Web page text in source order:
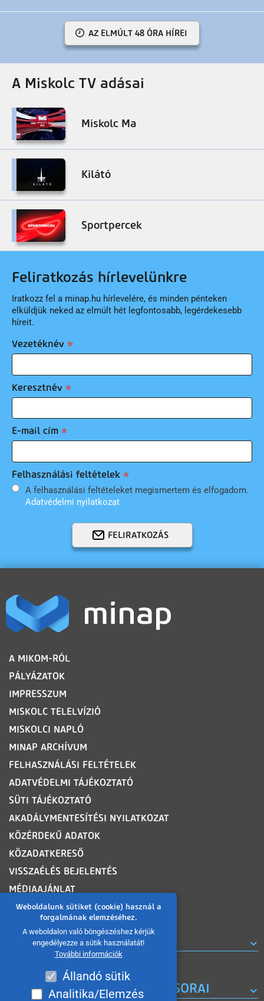
Weboldalunk sütiket (cookie) használ a
forgalmának elemzéséhez.
A weboldalon való böngészéshez kérjük
engedélyezze a sütik használatát!
További információk
Állandó sütik
Analitika/Elemzés
AZ ELMÚLT 48 ÓRA HÍREI
A Miskolc TV adásai
Miskolc Ma
Kilátó
Sportpercek
Feliratkozás hírlevelünkre
Iratkozz fel a minap.hu hírlevelére, és minden pénteken
elküldjük neked az elmúlt hét legfontosabb, legérdekesebb
híreit.
Vezetéknév
Keresztnév
E-mail cím
Felhasználási feltételek
A felhasználási feltételeket megismertem és elfogadom.
Adatvédelmi nyilatkozat
FELIRATKOZÁS
LÁBLÉC
A MIKOM-RÓL
PÁLYÁZATOK
IMPRESSZUM
MISKOLC TELELVÍZIÓ
MISKOLCI NAPLÓ
MINAP ARCHÍVUM
FELHASZNÁLÁSI FELTÉTELEK
ADATVÉDELMI TÁJÉKOZTATÓ
SÜTI TÁJÉKOZTATÓ
AKADÁLYMENTESÍTÉSI NYILATKOZAT
KÖZÉRDEKŰ ADATOK
KÖZADATKERESŐ
VISSZAÉLÉS BEJELENTÉS
MÉDIAAJÁNLAT
OLDALTÉRKÉP
ROVATOK
A MISKOLC TV KORÁBBI MŰSORAI